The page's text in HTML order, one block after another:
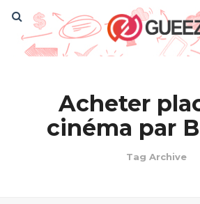
Acheter
cinéma par
Tag Archive